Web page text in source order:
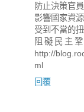
防止決策官
影響國家資
受到不當的
阻礙民主
http://
ml
回覆